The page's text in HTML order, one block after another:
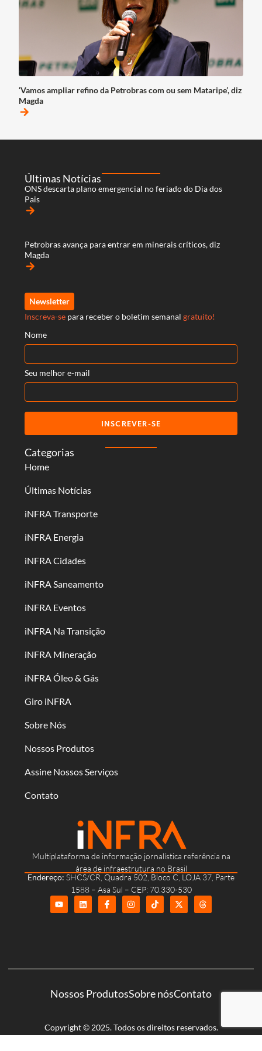
‘Vamos ampliar refino da Petrobras com ou sem Mataripe’, diz
Magda
arrow_forward
Multiplataforma de informação jornalística referência na
área de infraestrutura no Brasil
Endereço: SHCS/CR, Quadra 502, Bloco C, LOJA 37, Parte
1588 – Asa Sul – CEP: 70.330-530
Categorias
Home
Últimas Notícias
iNFRA Transporte
iNFRA Energia
iNFRA Cidades
iNFRA Saneamento
iNFRA Eventos
iNFRA Na Transição
iNFRA Mineração
iNFRA Óleo & Gás
Giro iNFRA
Sobre Nós
Nossos Produtos
Assine Nossos Serviços
Contato
Últimas Notícias
ONS descarta plano emergencial no feriado do Dia dos
Pais
arrow_forward
Petrobras avança para entrar em minerais críticos, diz
Magda
arrow_forward
Newsletter
Inscreva-se para receber o boletim semanal gratuito!
Nome
Seu melhor e-mail
INSCREVER-SE
Nossos ProdutosSobre nósContato
Copyright © 2025. Todos os direitos reservados.